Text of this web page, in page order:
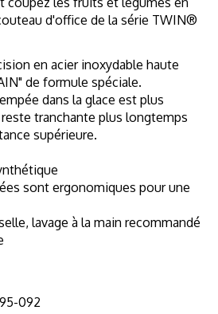
d'office de la série TWIN®
en acier inoxydable haute
de formule spéciale.
dans la glace est plus
tranchante plus longtemps
supérieure.
sont ergonomiques pour une
lavage à la main recommandé
092